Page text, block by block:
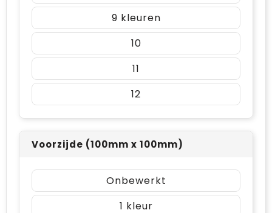
9
10
11
12
Voorzijde (100mm x 100mm)
Onbewerkt
1